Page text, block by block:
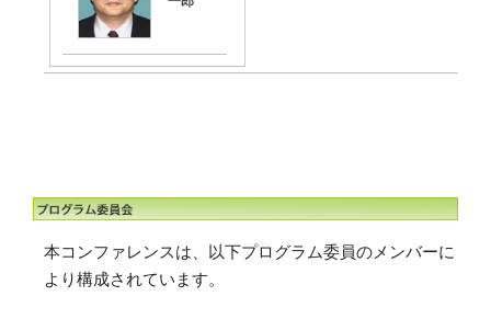
本コンファレンスは、以下プログラム委員のメンバーに
より構成されています。